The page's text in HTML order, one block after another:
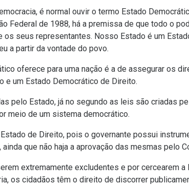
é normal ouvir o termo Estado
Federal de 1988, há a premissa de que todo o
os seus representantes. Nosso Estado é um
a partir da vontade do povo.
oferece para uma nação é a de assegurar os
e um Estado Democrático de Direito.
pelo Estado, já no segundo as leis são criadas
meio de um sistema democrático.
de Direito, pois o governante possui
que não haja a aprovação das mesmas pelo
extremamente excludentes e por cercearem
os cidadãos têm o direito de discorrer